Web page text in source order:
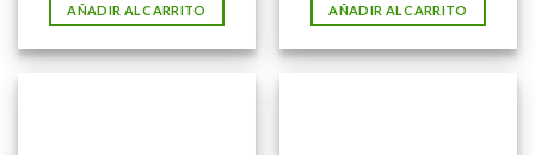
AÑADIR AL CARRITO AÑADIR AL CARRITO